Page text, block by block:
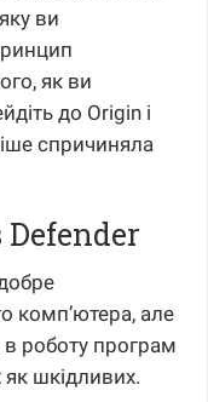
ви
як ви
до Origin і
спричиняла
комп’ютера, але
в роботу програм
шкідливих.